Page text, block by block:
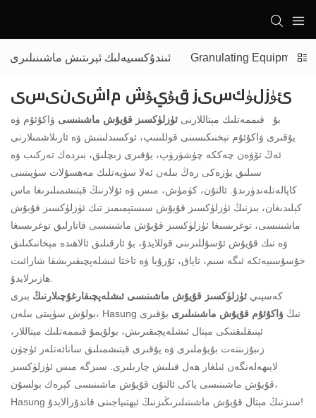
ئىندۇكسىيەلىك ئېرىتىش ماشىنىلىرى Granulating Equipment
ئۈزلۈكسىز قۇيۇش ماشىنىسى
بۇ قىممەتلىك مېتاللارنى ئۈزلۈكسىز قۇيۇش ماشىنىسى ۋاكۇئۇم ۋە
يۇقىرى ۋاكۇئۇم تېخنىكىسىنى قوللىنىپ، ئوكسىدلىنىش ۋە ئارىلاشمىلارنى
ئەڭ تۆۋەن چەككە چۈشۈرۈپ، يۇقىرى زىچلىق، بىردەك تەركىب ۋە
سىلىق يۈزەكى رەڭ بىلەن ئەلا سۈپەتلىك مەھسۇلات سۈپىتىنى
كاپالەتلەندۈرىدۇ. ئالتۇن، كۈمۈش، مىس ۋە ئۇلارنىڭ قېتىشمىلىرىغا ماس
كېلىدىغان، بىزنىڭ ئۈزلۈكسىز قۇيۇش سىستېمىمىز تىك ئۈزلۈكسىز قۇيۇش
ماشىنىسى، توغرىسىغا ئۈزلۈكسىز قۇيۇش ماشىنىسى قاتارلىق توغرىسىغا
ۋە تىك قۇيۇش ئۇسۇللىرىنى قوللايدۇ، بۇ ئارقىلىق ئالاھىدە مېخانىكىلىق
خۇسۇسىيەتكە ئىگە سىم، تاياق، تۇرۇبا ۋە تاختا ئىشلەپچىقىرىشقا شارائىت
ھازىرلايدۇ.
كەسپىي ئۈزلۈكسىز قۇيۇش ماشىنىسى ئىشلەپچىقارغۇچىلارنىڭ بىرى
بولۇش سۈپىتى بىلەن، Hasung نىڭ ۋاكۇئۇم قۇيۇش ماشىنىلىرى يۇقىرى
ئېنىقلىقتىكى مېتال ئىشلەپچىقىرىش، بولۇپمۇ قىممەتلىك مېتاللار،
زىبۇزىننەت بۇيۇملىرى ۋە يۇقىرى قېتىشمىلىق سانائەتلەر ئۈچۈن
لايىھەلەنگەن ئىلغار ھەل قىلىش چارىلىرى. سىزگە مىس ئۈزلۈكسىز
قۇيۇش ماشىنىسى ياكى ئالتۇن قۇيۇش ماشىنىسى كېرەك بولسۇن،
Hasung سىزنىڭ مېتال قۇيۇش ماشىنىلىرىڭىزنىڭ ئېھتىياجىنى قاندۇرالايدۇ!